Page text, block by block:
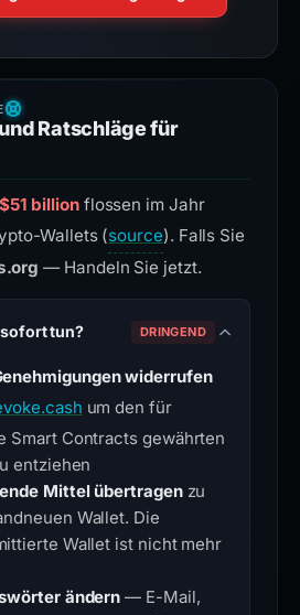
Ratschläge für
$51 billionflossen im Jahr
Wallets (source). Falls Sie
— Handeln Sie jetzt.
tun? DRINGEND
widerrufen
um den für
Smart Contracts gewährten
entziehen
Mittel übertragenzu
Wallet. Die
Wallet ist nicht mehr
ändern — E-Mail,